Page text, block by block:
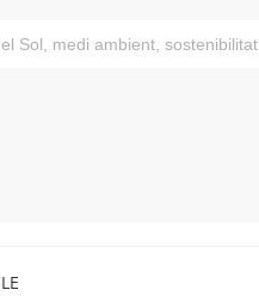
Sol, medi ambient, sostenibilitat